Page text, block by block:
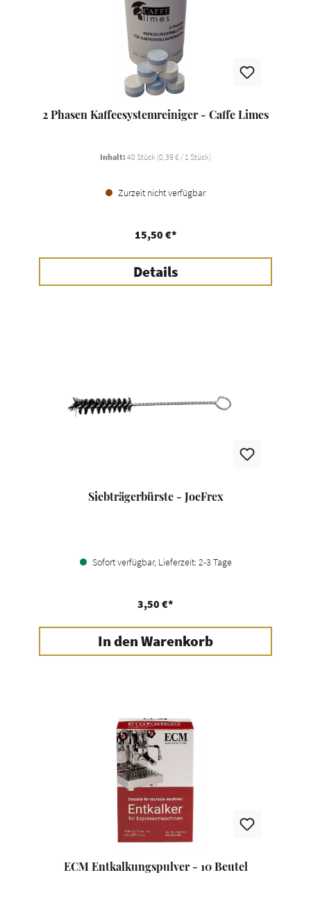
2 Phasen Kaffeesystemreiniger - Caffe Limes
Inhalt: 40 Stück (0,39 € / 1 Stück)
Zurzeit nicht verfügbar
15,50 €*
Details
Siebträgerbürste - JoeFrex
Sofort verfügbar, Lieferzeit: 2-3 Tage
3,50 €*
In den Warenkorb
ECM Entkalkungspulver - 10 Beutel